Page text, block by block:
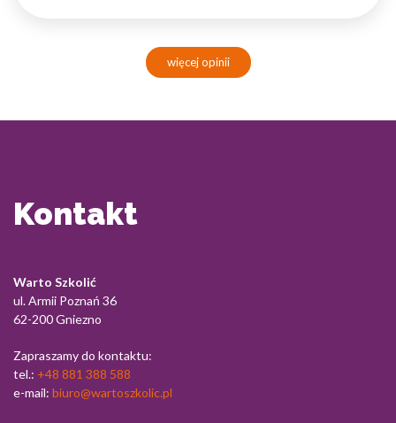
więcej opinii
Kontakt
Warto Szkolić
ul. Armii Poznań 36
62-200 Gniezno
Zapraszamy do kontaktu:
tel.: +48 881 388 588
e-mail: biuro@wartoszkolic.pl